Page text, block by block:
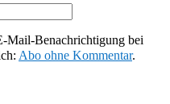
Mail-Benachrichtigung bei
Abo ohne Kommentar.